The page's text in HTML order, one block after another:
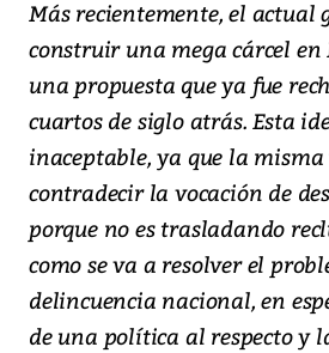
Más recientemente, el actual
construir una mega cárcel
una propuesta que ya fue
cuartos de siglo atrás. Esta
inaceptable, ya que la misma
contradecir la vocación de
porque no es trasladando
como se va a resolver el
delincuencia nacional, en
de una política al respecto y